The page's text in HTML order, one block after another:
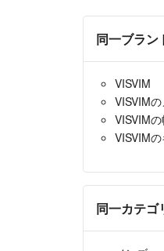
同一ブラン
VISVIM
VISVIM
VISVIM
VISVIM
同一カテゴ